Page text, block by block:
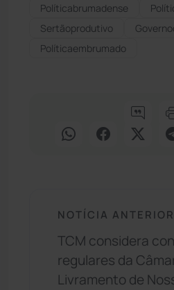
Políticabrumadense
Sertãoprodutivo
Políticaembrumado
NOTÍCIA ANTERIOR
TCM considera
regulares da
Livramento de